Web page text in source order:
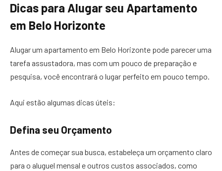
Dicas para Alugar seu Apartamento
em Belo Horizonte
Alugar um apartamento em Belo Horizonte pode parecer uma
tarefa assustadora, mas com um pouco de preparação e
pesquisa, você encontrará o lugar perfeito em pouco tempo.
Aqui estão algumas dicas úteis:
Defina seu Orçamento
Antes de começar sua busca, estabeleça um orçamento claro
para o aluguel mensal e outros custos associados, como